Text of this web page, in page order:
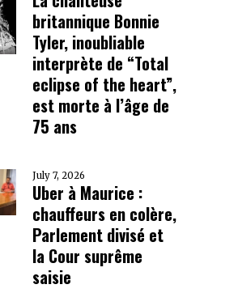
britannique Bonnie
Tyler, inoubliable
interprète de “Total
eclipse of the heart”,
est morte à l’âge de
75 ans
July 7, 2026
Uber à Maurice :
chauffeurs en colère,
Parlement divisé et
la Cour suprême
saisie